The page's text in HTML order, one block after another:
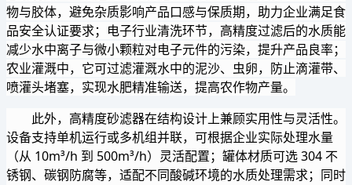
物与胶体，避免杂质影响产品口感与保质期，助力企业满足食
品安全认证要求；电子行业清洗环节，高精度过滤后的水质能
减少水中离子与微小颗粒对电子元件的污染，提升产品良率；
农业灌溉中，它可过滤灌溉水中的泥沙、虫卵，防止滴灌带、
喷灌头堵塞，实现水肥精准输送，提高农作物产量。
此外，高精度砂滤器在结构设计上兼顾实用性与灵活性。
设备支持单机运行或多机组并联，可根据企业实际处理水量
（从 10m³/h 到 500m³/h）灵活配置；罐体材质可选 304 不
锈钢、碳钢防腐等，适配不同酸碱环境的水质处理需求；同时